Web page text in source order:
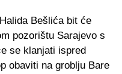
Bešlića bit će
pozorištu Sarajevo s
se klanjati ispred
obaviti na groblju Bare